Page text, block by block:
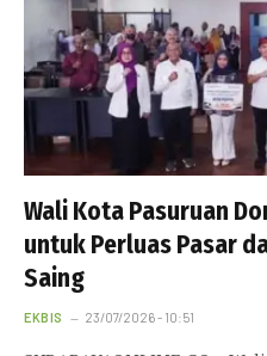
Wali Kota Pasuruan
untuk Perluas Pasar
Saing
EKBIS 23/07/2026 - 10:51